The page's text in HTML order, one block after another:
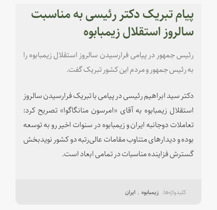
پیام تبریک دکتر رئیسی به مناسبت
سالروز استقلال زیمبابوه
رئیس جمهور در پیامی فرارسیدن سالروز استقلال زیمبابوه را
به رئیس جمهور و مردم این کشور تبریک گفت.
دکتر سید ابراهیم رئیسی در پیامی با تبریک فرارسیدن سالروز
استقلال زیمبابوه به آقای «امرسون منانگاگوا» تصریح کرد:
تعاملات دوجانبه ایران و زیمبابوه در سنوات اخیر رو به توسعه
بوده و دیدارهای متناوب مقامات عالی‌رتبه دو کشور نویدبخش
گسترش فزاینده مناسبات در تمامی ابعاد است.
زیمبابوه ایران